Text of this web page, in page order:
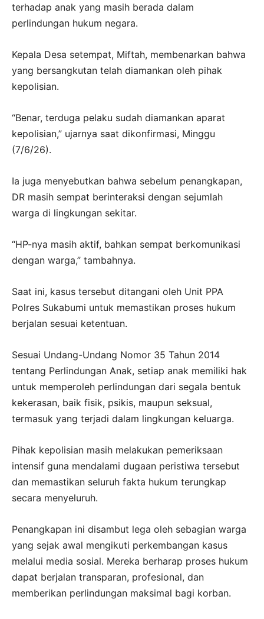
terhadap anak yang masih berada dalam
perlindungan hukum negara.
Kepala Desa setempat, Miftah, membenarkan bahwa
yang bersangkutan telah diamankan oleh pihak
kepolisian.
“Benar, terduga pelaku sudah diamankan aparat
kepolisian,” ujarnya saat dikonfirmasi, Minggu
(7/6/26).
Ia juga menyebutkan bahwa sebelum penangkapan,
DR masih sempat berinteraksi dengan sejumlah
warga di lingkungan sekitar.
“HP-nya masih aktif, bahkan sempat berkomunikasi
dengan warga,” tambahnya.
Saat ini, kasus tersebut ditangani oleh Unit PPA
Polres Sukabumi untuk memastikan proses hukum
berjalan sesuai ketentuan.
Sesuai Undang-Undang Nomor 35 Tahun 2014
tentang Perlindungan Anak, setiap anak memiliki hak
untuk memperoleh perlindungan dari segala bentuk
kekerasan, baik fisik, psikis, maupun seksual,
termasuk yang terjadi dalam lingkungan keluarga.
Pihak kepolisian masih melakukan pemeriksaan
intensif guna mendalami dugaan peristiwa tersebut
dan memastikan seluruh fakta hukum terungkap
secara menyeluruh.
Penangkapan ini disambut lega oleh sebagian warga
yang sejak awal mengikuti perkembangan kasus
melalui media sosial. Mereka berharap proses hukum
dapat berjalan transparan, profesional, dan
memberikan perlindungan maksimal bagi korban.